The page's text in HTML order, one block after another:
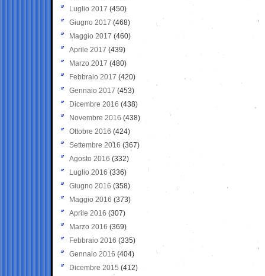
Luglio 2017 (450)
Giugno 2017 (468)
Maggio 2017 (460)
Aprile 2017 (439)
Marzo 2017 (480)
Febbraio 2017 (420)
Gennaio 2017 (453)
Dicembre 2016 (438)
Novembre 2016 (438)
Ottobre 2016 (424)
Settembre 2016 (367)
Agosto 2016 (332)
Luglio 2016 (336)
Giugno 2016 (358)
Maggio 2016 (373)
Aprile 2016 (307)
Marzo 2016 (369)
Febbraio 2016 (335)
Gennaio 2016 (404)
Dicembre 2015 (412)